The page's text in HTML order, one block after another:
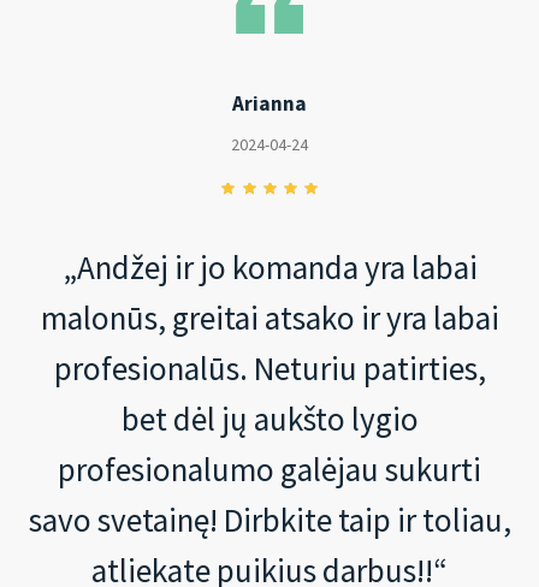
Arianna
2024-04-24
„Andžej ir jo komanda yra labai
malonūs, greitai atsako ir yra labai
profesionalūs. Neturiu patirties,
bet dėl jų aukšto lygio
profesionalumo galėjau sukurti
savo svetainę! Dirbkite taip ir toliau,
atliekate puikius darbus!!“